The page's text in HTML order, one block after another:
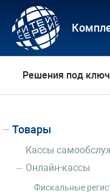
Решения под ключ
Товары
Кассы
Онлайн-кассы
Фискальные